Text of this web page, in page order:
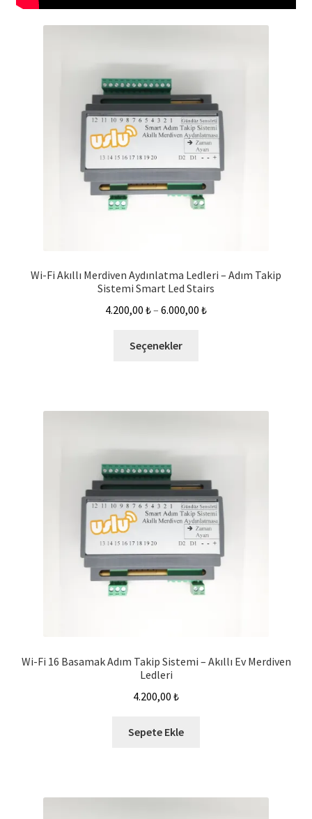
Wi-Fi Akıllı Merdiven Aydınlatma Ledleri – Adım Takip
Sistemi Smart Led Stairs
4.200,00 ₺– 6.000,00 ₺
Seçenekler
Wi-Fi 16 Basamak Adım Takip Sistemi – Akıllı Ev Merdiven
Ledleri
4.200,00 ₺
Sepete Ekle